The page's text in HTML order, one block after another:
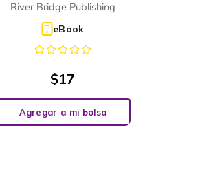
River Bridge Publishing
eBook
$17
Agregar a mi bolsa